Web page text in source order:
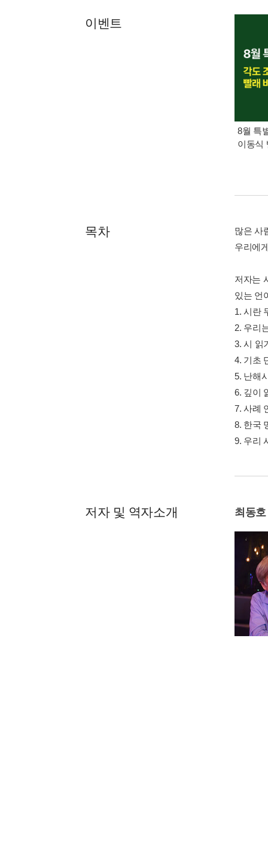
이벤트
8월 특
이동식
목차
많은 사
우리에
저자는
있는 언
1. 시란
2. 우리
3. 시 읽
4. 기초
5. 난해
6. 깊이
7. 사례
8. 한국
9. 우리
저자 및 역자소개 최동호